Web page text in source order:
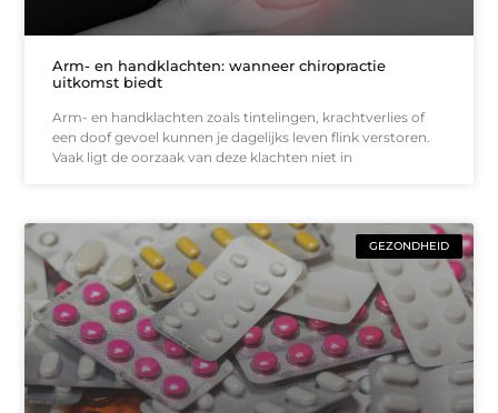
Arm- en handklachten: wanneer chiropractie
uitkomst biedt
Arm- en handklachten zoals tintelingen, krachtverlies of
een doof gevoel kunnen je dagelijks leven flink verstoren.
Vaak ligt de oorzaak van deze klachten niet in
GEZONDHEID